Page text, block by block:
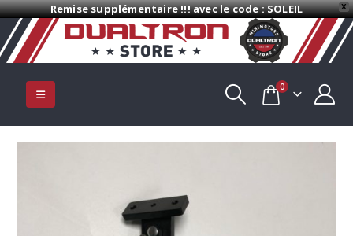
X
Remise supplémentaire !!! avec le code : SOLEIL
0